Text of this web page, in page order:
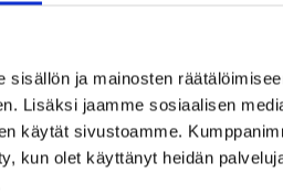
sisällön ja mainosten
Lisäksi jaamme sosiaalisen
käytät sivustoamme.
kun olet käyttänyt heidän